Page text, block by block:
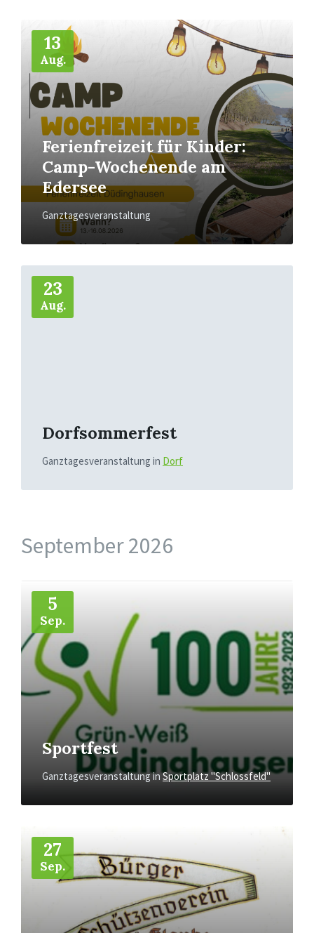
13
Aug.
Ferienfreizeit für Kinder:
Camp-Wochenende am
Edersee
Ganztagesveranstaltung
23
Aug.
Dorfsommerfest
Ganztagesveranstaltung in Dorf
Mehr
September 2026
5
Sep.
Sportfest
GanztagesveranstaltunginSportplatz "Schlossfeld"
27
Sep.